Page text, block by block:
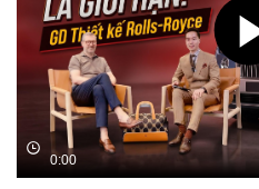
0:00